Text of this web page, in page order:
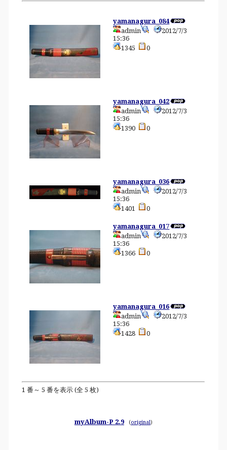
yamanagura_084
admin
2012/7/3
15:36
1345
0
yamanagura_042
admin
2012/7/3
15:36
1390
0
yamanagura_036
admin
2012/7/3
15:36
1401
0
yamanagura_017
admin
2012/7/3
15:36
1366
0
yamanagura_016
admin
2012/7/3
15:36
1428
0
1 番～ 5 番を表示 (全 5 枚)
myAlbum-P 2.9 (original)